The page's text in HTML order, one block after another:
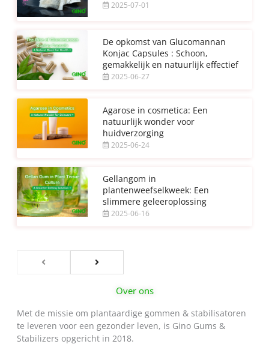
2025-07-01
De opkomst van Glucomannan
Konjac Capsules : Schoon,
gemakkelijk en natuurlijk effectief
2025-06-27
Agarose in cosmetica: Een
natuurlijk wonder voor
huidverzorging
2025-06-24
Gellangom in
plantenweefselkweek: Een
slimmere geleeroplossing
2025-06-16
Over ons
Met de missie om plantaardige gommen & stabilisatoren
te leveren voor een gezonder leven, is Gino Gums &
Stabilizers opgericht in 2018.